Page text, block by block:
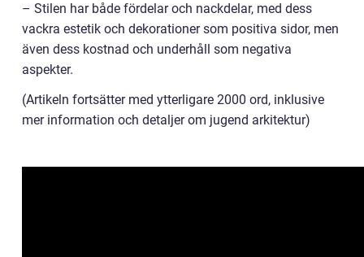
– Stilen har både fördelar och nackdelar, med dess
vackra estetik och dekorationer som positiva sidor, men
även dess kostnad och underhåll som negativa
aspekter.
(Artikeln fortsätter med ytterligare 2000 ord, inklusive
mer information och detaljer om jugend arkitektur)